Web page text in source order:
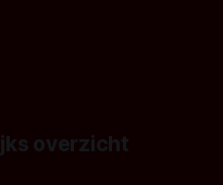
overzicht